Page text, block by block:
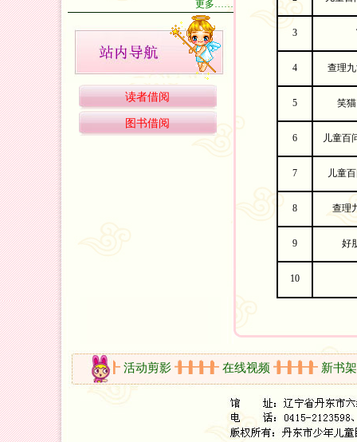
更多……
读者借阅
图书借阅
3
4 查理
5 笑
6 儿童百
7 儿童
8 查理
9 好
10
开放时间 活动剪影 在线视频 新书架